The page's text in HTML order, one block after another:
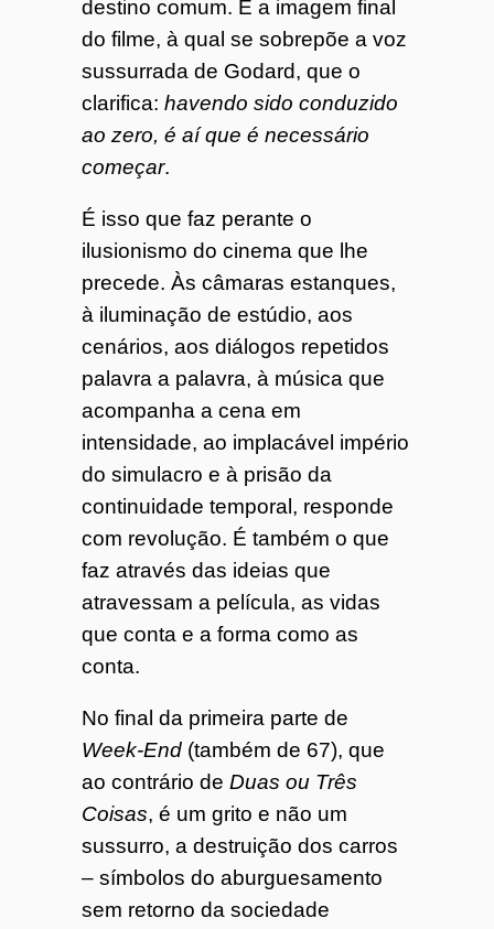
destino comum. É a imagem final
do filme, à qual se sobrepõe a voz
sussurrada de Godard, que o
clarifica: havendo sido conduzido
ao zero, é aí que é necessário
começar.
É isso que faz perante o
ilusionismo do cinema que lhe
precede. Às câmaras estanques,
à iluminação de estúdio, aos
cenários, aos diálogos repetidos
palavra a palavra, à música que
acompanha a cena em
intensidade, ao implacável império
do simulacro e à prisão da
continuidade temporal, responde
com revolução. É também o que
faz através das ideias que
atravessam a película, as vidas
que conta e a forma como as
conta.
No final da primeira parte de
Week-End (também de 67), que
ao contrário de Duas ou Três
Coisas, é um grito e não um
sussurro, a destruição dos carros
– símbolos do aburguesamento
sem retorno da sociedade